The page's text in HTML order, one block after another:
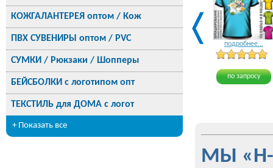
КОЖГАЛАНТЕРЕЯ оптом / Кож
ПВХ СУВЕНИРЫ оптом / PVC
СУМКИ / Рюкзаки / Шопперы
БЕЙСБОЛКИ с логотипом опт
ТЕКСТИЛЬ для ДОМА с логот
+ Показать все
подробнее...
по запросу
МЫ